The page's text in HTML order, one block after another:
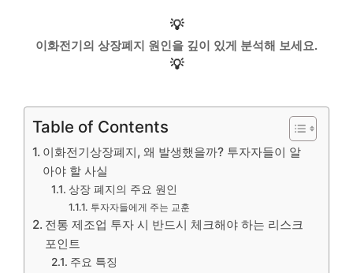
💡
이화전기의 상장폐지 원인을 깊이 있게 분석해 보세요.
💡
Table of Contents
이화전기상장폐지, 왜 발생했을까? 투자자들이 알
아야 할 사실
상장 폐지의 주요 원인
투자자들에게 주는 교훈
전통 제조업 투자 시 반드시 체크해야 하는 리스크
포인트
주요 특징